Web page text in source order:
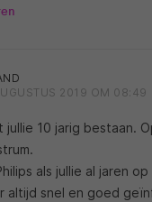
2019 OM 08:49
jullie 10 jarig bestaan.
als jullie al jaren
altijd snel en goed